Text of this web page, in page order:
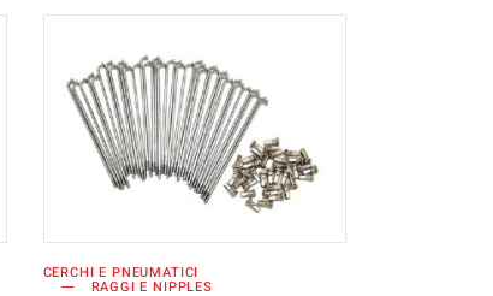
AGGIUNGI AL
CARRELLO
CERCHI E PNEUMATICI
RAGGI E NIPPLES